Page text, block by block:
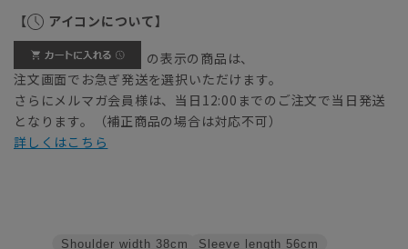
【 アイコンについて】
の表示の商品は、
注文画面でお急ぎ発送を選択いただけます。
さらにメルマガ会員様は、当日12:00までのご注文で当日発送
となります。（補正商品の場合は対応不可）
詳しくはこちら
Sleeve length 56cm
Shoulder width 38cm